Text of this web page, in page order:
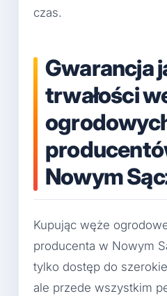
czas.
Gwarancja
trwałości
Nowym
Kupując węże
producenta w Nowym
tylko dostęp do
ale przede wszystkim